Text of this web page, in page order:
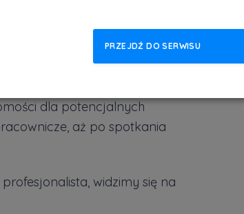
do czynienia osoby pracujące w
stworzyłem właśnie kurs
najważniejszych zagadnień z
dla potencjalnych
aż po spotkania
widzimy się na
PRZEJDŹ DO SERWISU